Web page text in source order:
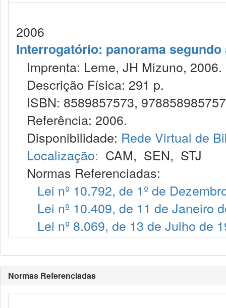
2006
Interrogatório: panorama segundo
Imprenta: Leme, JH Mizuno, 2006.
Descrição Física: 291 p.
ISBN: 8589857573,
Referência: 2006.
Disponibilidade: Rede Virtual de
Localização: CAM, SEN, STJ
Normas Referenciadas:
Lei nº 10.792, de 1º de
Lei nº 10.409, de 11 de Janeiro
Lei nº 8.069, de 13 de Julho de
Normas Referenciadas